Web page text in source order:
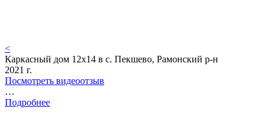
<
Каркасный дом 12х14 в с. Пекшево, Рамонский р-н
2021 г.
Посмотреть видеоотзыв
…
Подробнее